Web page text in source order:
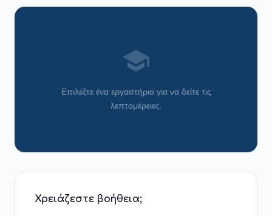
school
Επιλέξτε ένα εργαστήριο για να δείτε τις
λεπτομέρειες.
Χρειάζεστε βοήθεια;